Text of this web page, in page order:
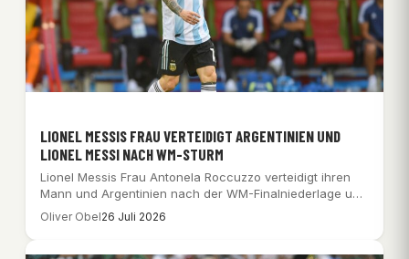
LIONEL MESSIS FRAU VERTEIDIGT ARGENTINIEN UND
LIONEL MESSI NACH WM-STURM
Lionel Messis Frau Antonela Roccuzzo verteidigt ihren
Mann und Argentinien nach der WM-Finalniederlage und
der…
Oliver Obel26 Juli 2026